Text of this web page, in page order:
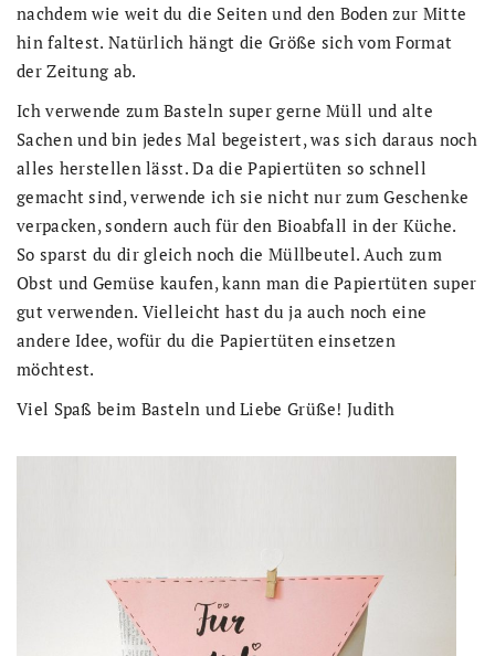
nachdem wie weit du die Seiten und den Boden zur Mitte
hin faltest. Natürlich hängt die Größe sich vom Format
der Zeitung ab.
Ich verwende zum Basteln super gerne Müll und alte
Sachen und bin jedes Mal begeistert, was sich daraus noch
alles herstellen lässt. Da die Papiertüten so schnell
gemacht sind, verwende ich sie nicht nur zum Geschenke
verpacken, sondern auch für den Bioabfall in der Küche.
So sparst du dir gleich noch die Müllbeutel. Auch zum
Obst und Gemüse kaufen, kann man die Papiertüten super
gut verwenden. Vielleicht hast du ja auch noch eine
andere Idee, wofür du die Papiertüten einsetzen
möchtest.
Viel Spaß beim Basteln und Liebe Grüße! Judith